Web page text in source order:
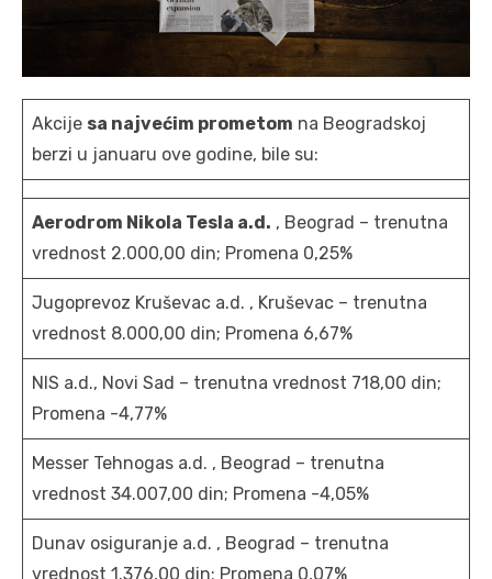
Akcije sa najvećim prometom na Beogradskoj
berzi u januaru ove godine, bile su:
Aerodrom Nikola Tesla a.d. , Beograd – trenutna
vrednost 2.000,00 din; Promena 0,25%
Jugoprevoz Kruševac a.d. , Kruševac – trenutna
vrednost 8.000,00 din; Promena 6,67%
NIS a.d., Novi Sad – trenutna vrednost 718,00 din;
Promena -4,77%
Messer Tehnogas a.d. , Beograd – trenutna
vrednost 34.007,00 din; Promena -4,05%
Dunav osiguranje a.d. , Beograd – trenutna
vrednost 1.376,00 din; Promena 0,07%